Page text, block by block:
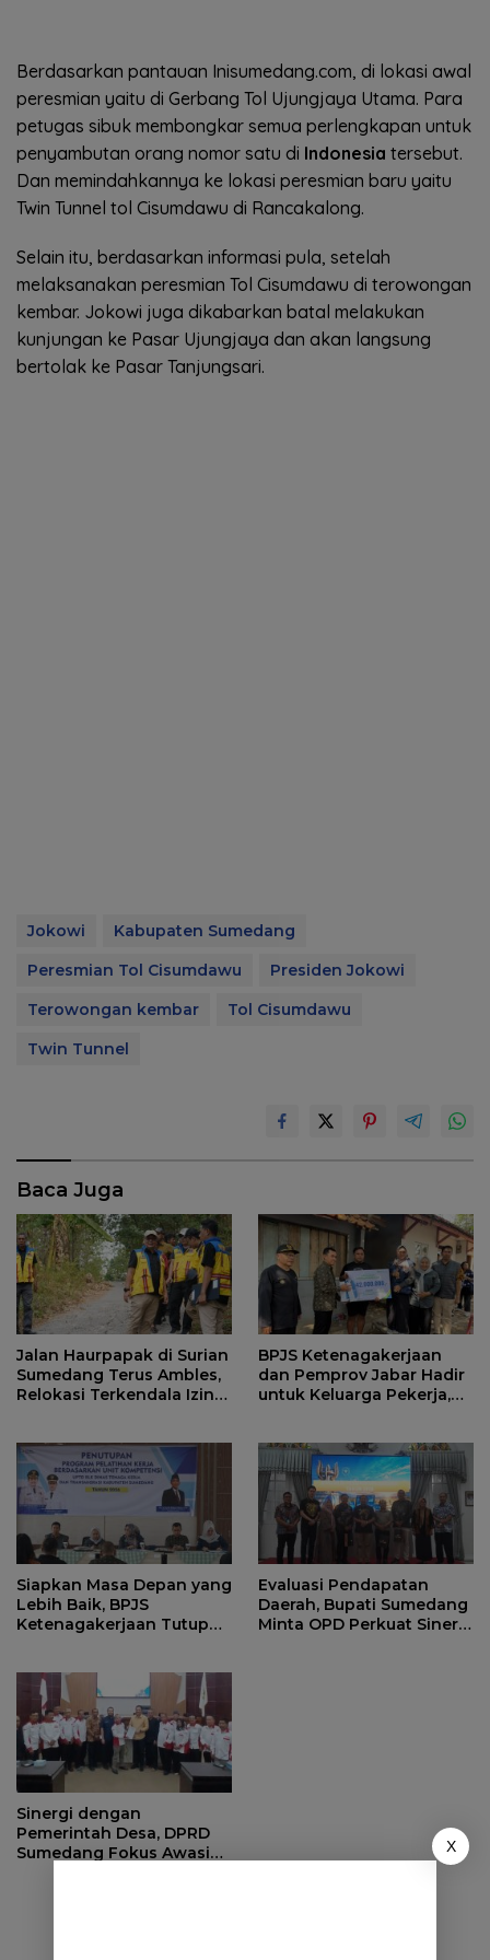
Berdasarkan pantauan Inisumedang.com, di lokasi awal
peresmian yaitu di Gerbang Tol Ujungjaya Utama. Para
petugas sibuk membongkar semua perlengkapan untuk
penyambutan orang nomor satu di Indonesia tersebut.
Dan memindahkannya ke lokasi peresmian baru yaitu
Twin Tunnel tol Cisumdawu di Rancakalong.
Selain itu, berdasarkan informasi pula, setelah
melaksanakan peresmian Tol Cisumdawu di terowongan
kembar. Jokowi juga dikabarkan batal melakukan
kunjungan ke Pasar Ujungjaya dan akan langsung
bertolak ke Pasar Tanjungsari.
Jokowi
Kabupaten Sumedang
Peresmian Tol Cisumdawu
Presiden Jokowi
Terowongan kembar
Tol Cisumdawu
Twin Tunnel
Baca Juga
Jalan Haurpapak di Surian
Sumedang Terus Ambles,
Relokasi Terkendala Izin
BPJS Ketenagakerjaan
dan Pemprov Jabar Hadir
untuk Keluarga Pekerja,
Siapkan Masa Depan yang
Lebih Baik, BPJS
Ketenagakerjaan Tutup
Evaluasi Pendapatan
Daerah, Bupati Sumedang
Minta OPD Perkuat Sinergi
Sinergi dengan
Pemerintah Desa, DPRD
Sumedang Fokus Awasi
X